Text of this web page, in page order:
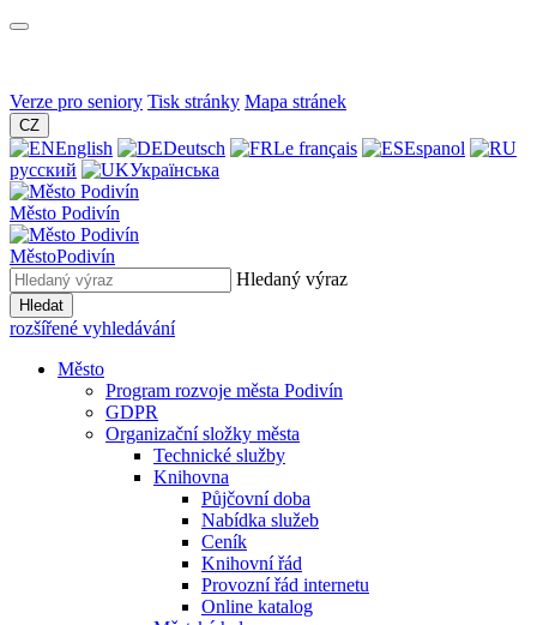
Verze pro seniory Tisk stránky Mapa stránek
CZ
English Deutsch Le français
Espanol
русский
Українська
Město Podivín
MěstoPodivín
Hledaný výraz
Hledat
rozšířené vyhledávání
Město
Program rozvoje města Podivín
GDPR
Organizační složky města
Technické služby
Knihovna
Půjčovní doba
Nabídka služeb
Ceník
Knihovní řád
Provozní řád internetu
Online katalog